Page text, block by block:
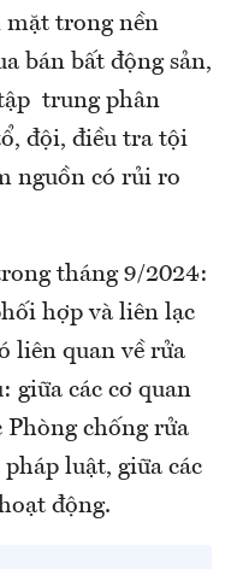
mặt trong nền
bán bất động sản,
trung phân
đội, điều tra tội
nguồn có rủi ro
tháng 9/2024:
hợp và liên lạc
liên quan về rửa
các cơ quan
chống rửa
luật, giữa các
động.